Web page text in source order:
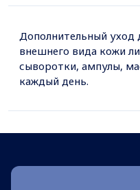
Дополнительный уход
внешнего вида кожи
сыворотки, ампулы,
каждый день.